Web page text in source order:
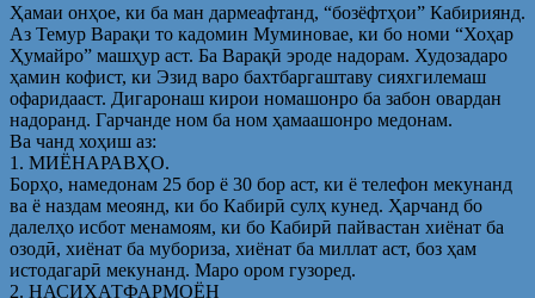
Ҳамаи онҳое, ки ба ман дармеафтанд, “бозёфтҳои” Кабириянд.
Аз Темур Варақи то кадомин Муминовае, ки бо номи “Хоҳар
Ҳумайро” машҳур аст. Ба Варақӣ эроде надорам. Худозадаро
ҳамин кофист, ки Эзид варо бахтбаргаштаву сияхгилемаш
офаридааст. Дигаронаш кирои номашонро ба забон овардан
надоранд. Гарчанде ном ба ном ҳамаашонро медонам.
Ва чанд хоҳиш аз:
1. МИЁНАРАВҲО.
Борҳо, намедонам 25 бор ё 30 бор аст, ки ё телефон мекунанд
ва ё наздам меоянд, ки бо Кабирӣ сулҳ кунед. Ҳарчанд бо
далелҳо исбот менамоям, ки бо Кабирӣ пайвастан хиёнат ба
озодӣ, хиёнат ба мубориза, хиёнат ба миллат аст, боз ҳам
истодагарӣ мекунанд. Маро ором гузоред.
2. НАСИҲАТФАРМОЁН